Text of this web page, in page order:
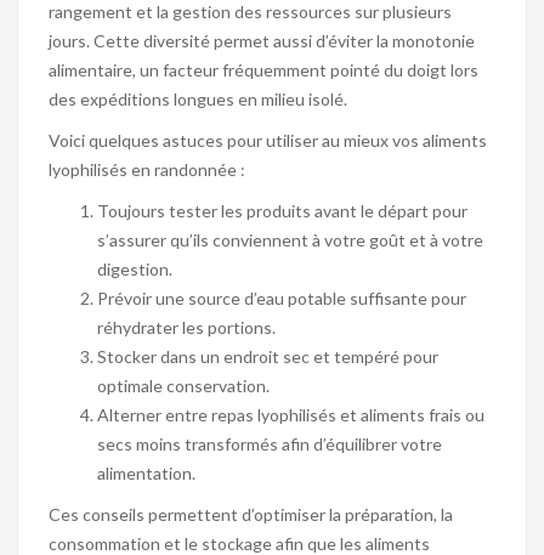
rangement et la gestion des ressources sur plusieurs
jours. Cette diversité permet aussi d’éviter la monotonie
alimentaire, un facteur fréquemment pointé du doigt lors
des expéditions longues en milieu isolé.
Voici quelques astuces pour utiliser au mieux vos aliments
lyophilisés en randonnée :
Toujours tester les produits avant le départ pour
s’assurer qu’ils conviennent à votre goût et à votre
digestion.
Prévoir une source d’eau potable suffisante pour
réhydrater les portions.
Stocker dans un endroit sec et tempéré pour
optimale conservation.
Alterner entre repas lyophilisés et aliments frais ou
secs moins transformés afin d’équilibrer votre
alimentation.
Ces conseils permettent d’optimiser la préparation, la
consommation et le stockage afin que les aliments